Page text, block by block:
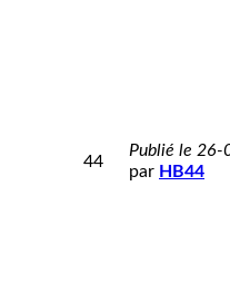
44
Publié le 26-
par HB44